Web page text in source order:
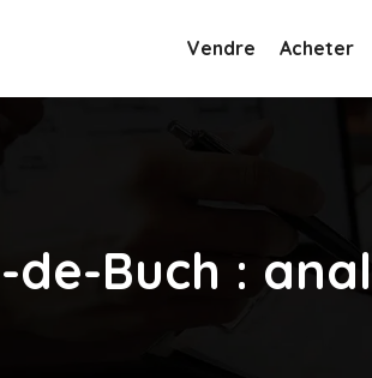
Vendre Acheter
Buch :